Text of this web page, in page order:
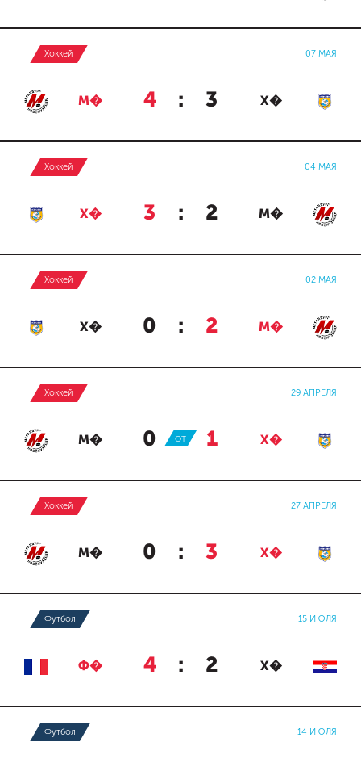
Хоккей 07 МАЯ
М� 4 : 3 Х�
Хоккей 04 МАЯ
Х� 3 : 2 М�
Хоккей 02 МАЯ
Х� 0 : 2 М�
Хоккей 29 АПРЕЛЯ
М� 0 : 1 Х�
ОТ
Хоккей 27 АПРЕЛЯ
М� 0 : 3 Х�
Футбол 15 ИЮЛЯ
Ф� 4 : 2 Х�
Футбол 14 ИЮЛЯ